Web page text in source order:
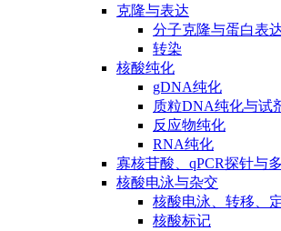
克隆与表达
分子克隆与蛋白表
转染
核酸纯化
gDNA纯化
质粒DNA纯化与试
反应物纯化
RNA纯化
寡核苷酸、qPCR探针与
核酸电泳与杂交
核酸电泳、转移、
核酸标记